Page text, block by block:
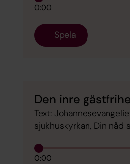
0:00
Spela
Den inre
Text:
sjukhuskyrkan, Din
0:00